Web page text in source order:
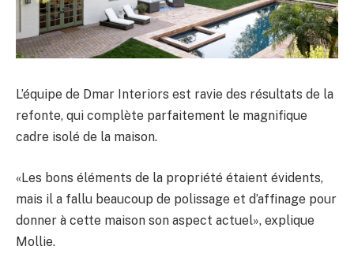
L’équipe de Dmar Interiors est ravie des résultats de la
refonte, qui complète parfaitement le magnifique
cadre isolé de la maison.
«Les bons éléments de la propriété étaient évidents,
mais il a fallu beaucoup de polissage et d’affinage pour
donner à cette maison son aspect actuel», explique
Mollie.